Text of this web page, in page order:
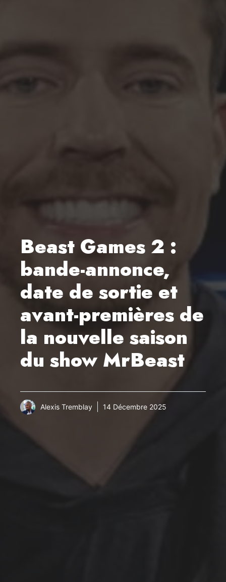
Beast Games 2 :
bande-annonce,
date de sortie et
avant-premières de
la nouvelle saison
du show MrBeast
Alexis Tremblay 14 Décembre 2025